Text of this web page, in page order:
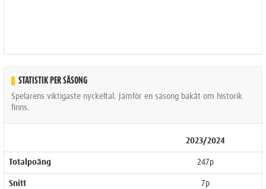
STATISTIK PER SÄSONG
Spelarens viktigaste nyckeltal. Jämför en säsong bakåt om historik
finns.
2023/2024
Totalpoäng 247p
Snitt 7p